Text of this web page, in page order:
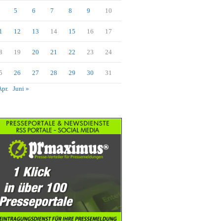
5 6 7 8 9 10
12 13 14 15 16 17
19 20 21 22 23 24
26 27 28 29 30 31
Juni »